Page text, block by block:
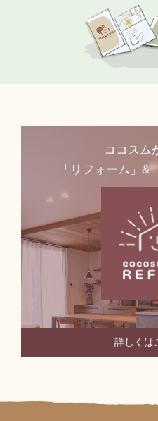
ココスム
「リフォーム」&
詳しくは